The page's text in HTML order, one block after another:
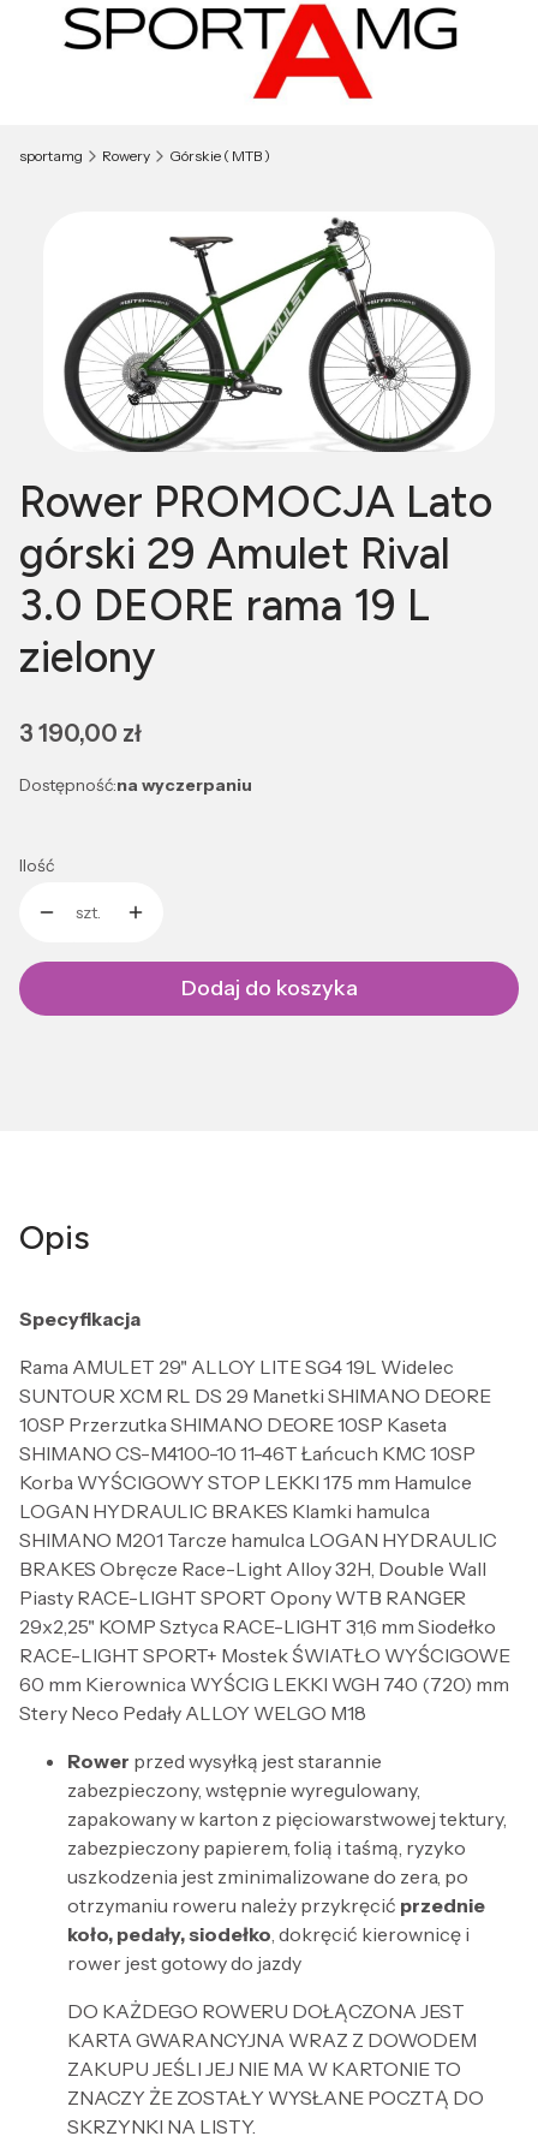
sportamg Rowery Górskie ( MTB )
Rower PROMOCJA Lato
górski 29 Amulet Rival
3.0 DEORE rama 19 L
zielony
Cena
3 190,00 zł
Dostępność:na wyczerpaniu
Ilość
szt.
Dodaj do koszyka
Opis
Specyfikacja
Rama AMULET 29" ALLOY LITE SG4 19L Widelec
SUNTOUR XCM RL DS 29 Manetki SHIMANO DEORE
10SP Przerzutka SHIMANO DEORE 10SP Kaseta
SHIMANO CS-M4100-10 11-46T Łańcuch KMC 10SP
Korba WYŚCIGOWY STOP LEKKI 175 mm Hamulce
LOGAN HYDRAULIC BRAKES Klamki hamulca
SHIMANO M201 Tarcze hamulca LOGAN HYDRAULIC
BRAKES Obręcze Race-Light Alloy 32H, Double Wall
Piasty RACE-LIGHT SPORT Opony WTB RANGER
29x2,25" KOMP Sztyca RACE-LIGHT 31,6 mm Siodełko
RACE-LIGHT SPORT+ Mostek ŚWIATŁO WYŚCIGOWE
60 mm Kierownica WYŚCIG LEKKI WGH 740 (720) mm
Stery Neco Pedały ALLOY WELGO M18
Rower przed wysyłką jest starannie
zabezpieczony, wstępnie wyregulowany,
zapakowany w karton z pięciowarstwowej tektury,
zabezpieczony papierem, folią i taśmą, ryzyko
uszkodzenia jest zminimalizowane do zera, po
otrzymaniu roweru należy przykręcić przednie
koło, pedały, siodełko , dokręcić kierownicę i
rower jest gotowy do jazdy
DO KAŻDEGO ROWERU DOŁĄCZONA JEST
KARTA GWARANCYJNA WRAZ Z DOWODEM
ZAKUPU JEŚLI JEJ NIE MA W KARTONIE TO
ZNACZY ŻE ZOSTAŁY WYSŁANE POCZTĄ DO
SKRZYNKI NA LISTY.